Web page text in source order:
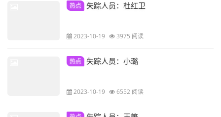
热点 失踪人员：杜红卫
2023-10-19 3975 阅读
热点 失踪人员：小璐
2023-10-19 6552 阅读